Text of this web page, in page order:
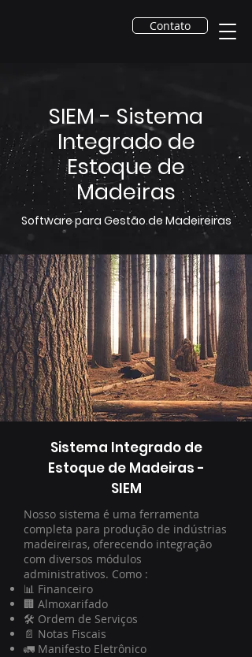
Contato
SIEM - Sistema
Integrado de
Estoque de
Madeiras
Software para Gestão de Madeireiras
Sistema Integrado de
Estoque de Madeiras -
SIEM
Nosso sistema é uma ferramenta
completa para produção de indústrias
madeireiras, oferecendo integração
com diversos módulos
administrativos. Como :
📊 Financeiro
🏢 Almoxarifado
🛠️ Ordem de Serviços
📄 Notas Fiscais
🚛 Manifesto Eletrônico